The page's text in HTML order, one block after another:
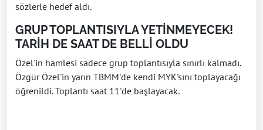
sözlerle hedef aldı.
GRUP TOPLANTISIYLA YETİNMEYECEK!
TARİH DE SAAT DE BELLİ OLDU
Özel'in hamlesi sadece grup toplantısıyla sınırlı kalmadı.
Özgür Özel'in yarın TBMM'de kendi MYK'sını toplayacağı
öğrenildi. Toplantı saat 11'de başlayacak.